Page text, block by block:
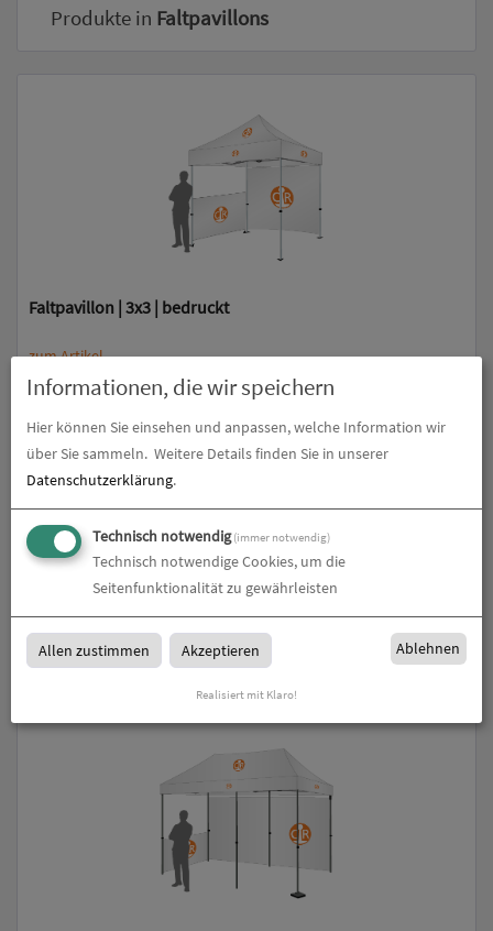
Produkte in Faltpavillons
Faltpavillon | 3x3 | bedruckt
zum Artikel
Informationen, die wir speichern
Hier können Sie einsehen und anpassen, welche Information wir
über Sie sammeln. Weitere Details finden Sie in unserer
Datenschutzerklärung.
Technisch notwendig (immer notwendig)
Technisch notwendige Cookies, um die
Seitenfunktionalität zu gewährleisten
Allen zustimmen Akzeptieren Ablehnen
Realisiert mit Klaro!